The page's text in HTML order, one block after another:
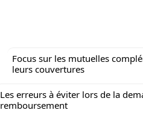
Focus sur les mutuelles
leurs couvertures
Les erreurs à éviter lors de la
remboursement